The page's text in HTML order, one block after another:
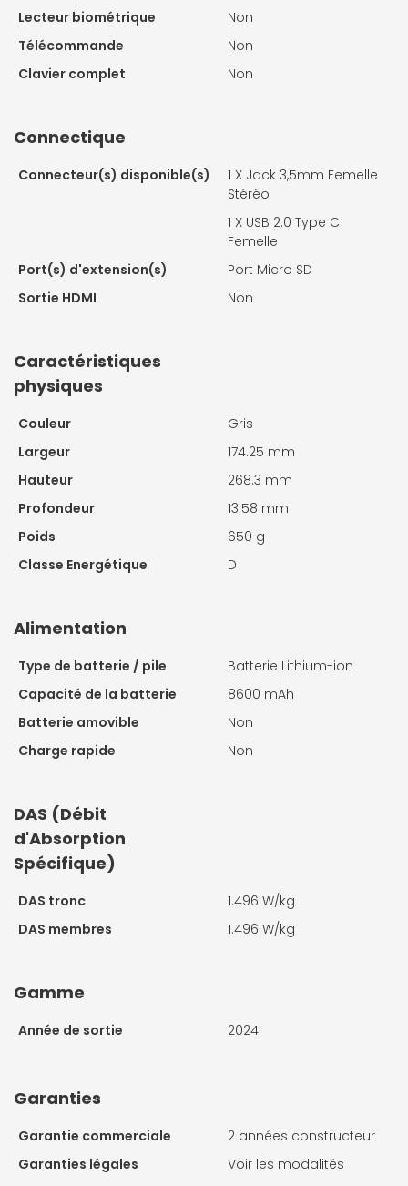
Lecteur biométrique
Non
Télécommande
Non
Clavier complet
Non
Connectique
Connecteur(s) disponible(s) 1 X Jack 3,5mm Femelle
Stéréo
1 X USB 2.0 Type C
Femelle
Port(s) d'extension(s)
Port Micro SD
Sortie HDMI
Non
Caractéristiques
physiques
Couleur
Gris
Largeur
174.25 mm
Hauteur
268.3 mm
Profondeur
13.58 mm
Poids
650 g
Classe Energétique
D
Alimentation
Type de batterie / pile
Batterie Lithium-ion
Capacité de la batterie
8600 mAh
Batterie amovible
Non
Charge rapide
Non
DAS (Débit
d'Absorption
Spécifique)
DAS tronc
1.496 W/kg
DAS membres
1.496 W/kg
Gamme
Année de sortie 2024
Garanties
Garantie commerciale
2 années constructeur
Garanties légales
Voir les modalités